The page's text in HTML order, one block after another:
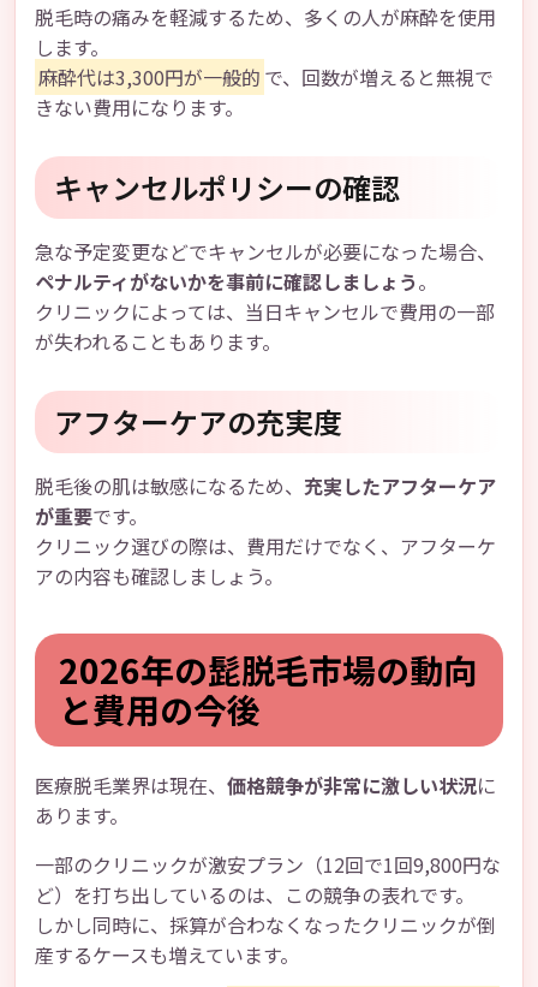
脱毛時の痛みを軽減するため、多くの人が麻酔を使用
します。
麻酔代は3,300円が一般的 で、回数が増えると無視で
きない費用になります。
キャンセルポリシーの確認
急な予定変更などでキャンセルが必要になった場合、
ペナルティがないかを事前に確認しましょう。
クリニックによっては、当日キャンセルで費用の一部
が失われることもあります。
アフターケアの充実度
脱毛後の肌は敏感になるため、 充実したアフターケア
が重要です。
クリニック選びの際は、費用だけでなく、アフターケ
アの内容も確認しましょう。
2026年の髭脱毛市場の動向
と費用の今後
医療脱毛業界は現在、 価格競争が非常に激しい状況に
あります。
一部のクリニックが激安プラン（12回で1回9,800円な
ど）を打ち出しているのは、この競争の表れです。
しかし同時に、採算が合わなくなったクリニックが倒
産するケースも増えています。